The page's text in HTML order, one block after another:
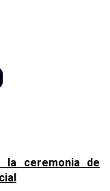
la ceremonia de